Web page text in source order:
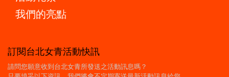
我們的亮點
訂閱台北女青活動快訊
請問您願意收到台北女青所發送之活動訊息嗎？